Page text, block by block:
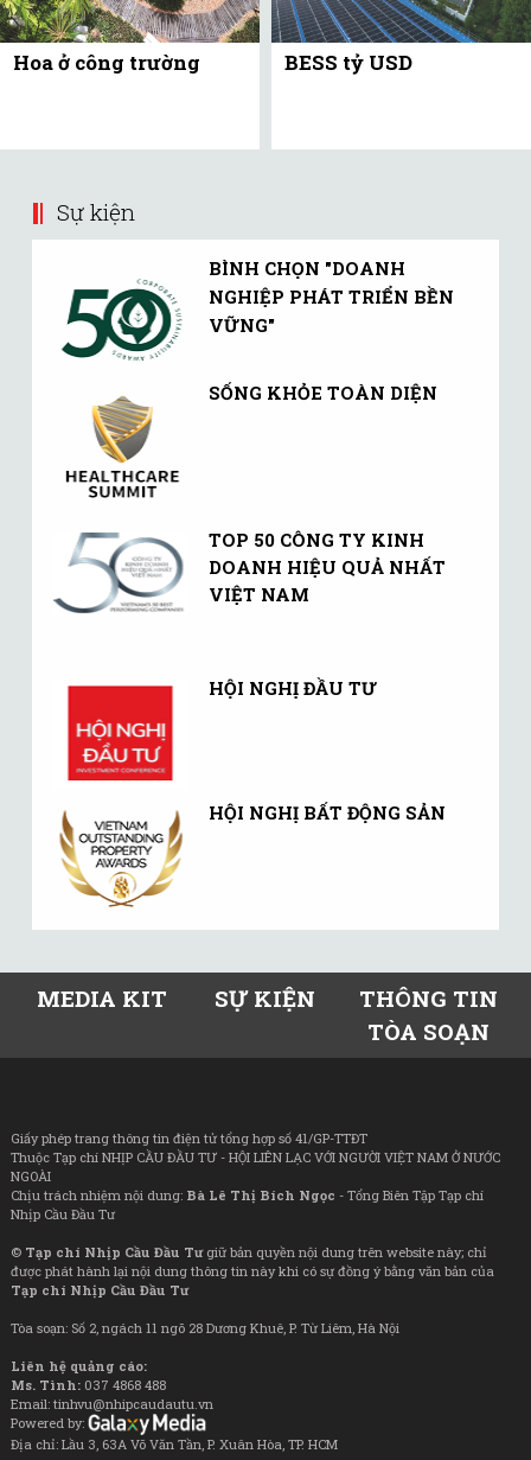
Hoa ở công trường BESS tỷ USD
Sự kiện
BÌNH CHỌN "DOANH
NGHIỆP PHÁT TRIỂN BỀN
VỮNG"
SỐNG KHỎE TOÀN DIỆN
TOP 50 CÔNG TY KINH
DOANH HIỆU QUẢ NHẤT
VIỆT NAM
HỘI NGHỊ ĐẦU TƯ
HỘI NGHỊ BẤT ĐỘNG SẢN
MEDIA KIT SỰ KIỆN
THÔNG TIN
TÒA SOẠN
Giấy phép trang thông tin điện tử tổng hợp số 41/GP-TTĐT
Thuộc Tạp chí NHỊP CẦU ĐẦU TƯ - HỘI LIÊN LẠC VỚI NGƯỜI VIỆT NAM Ở NƯỚC
NGOÀI
Chịu trách nhiệm nội dung: Bà Lê Thị Bích Ngọc - Tổng Biên Tập Tạp chí
Nhịp Cầu Đầu Tư
© Tạp chí Nhịp Cầu Đầu Tưgiữ bản quyền nội dung trên website này; chỉ
được phát hành lại nội dung thông tin này khi có sự đồng ý bằng văn bản của
Tạp chí Nhịp Cầu Đầu Tư
Tòa soạn: Số 2, ngách 11 ngõ 28 Dương Khuê, P. Từ Liêm, Hà Nội
Liên hệ quảng cáo:
Ms. Tình: 037 4868 488
Email: tinhvu@nhipcaudautu.vn
Powered by:
Địa chỉ: Lầu 3, 63A Võ Văn Tần, P. Xuân Hòa, TP. HCM